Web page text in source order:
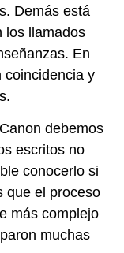
Demás está
los llamados
En
coincidencia y
debemos
escritos no
conocerlo si
que el proceso
más complejo
muchas